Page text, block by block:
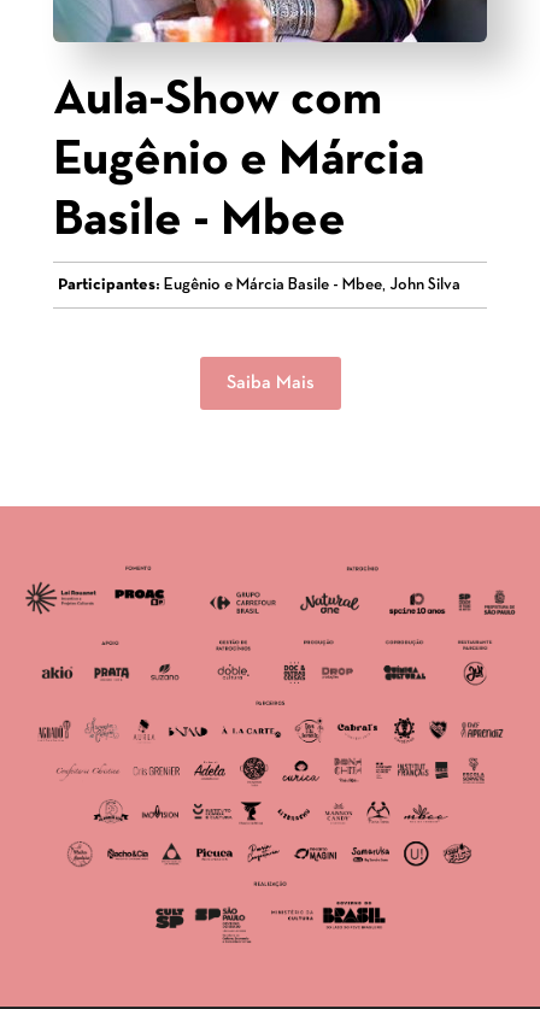
Aula-Show com
Eugênio e Márcia
Basile - Mbee
Participantes: Eugênio e Márcia Basile - Mbee, John Silva
Saiba Mais